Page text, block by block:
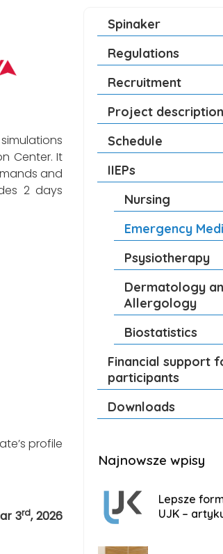
Center. It
and
2 days
profile
3rd, 2026
Spinaker
Regulations
Recruitment
Project description
Schedule
IIEPs
Nursing
Emergency
Psysiotherapy
Dermatology
Allergology
Biostatistics
Financial support
participants
Downloads
Najnowsze wpisy
Lepsze
UJK –